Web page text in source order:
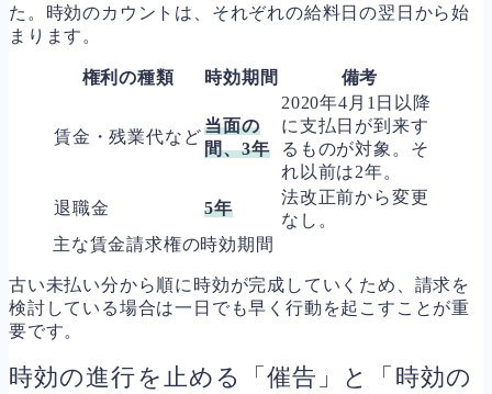
た。時効のカウントは、それぞれの給料日の翌日から始
まります。
権利の種類 時効期間 備考
賃金・残業代など
当面の
間、3年
2020年4月1日以降
に支払日が到来す
るものが対象。そ
れ以前は2年。
退職金
5年
法改正前から変更
なし。
主な賃金請求権の時効期間
古い未払い分から順に時効が完成していくため、請求を
検討している場合は一日でも早く行動を起こすことが重
要です。
時効の進行を止める「催告」と「時効の